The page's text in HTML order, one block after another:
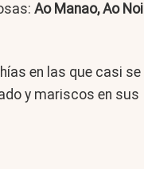
Ao Manao, Ao Noi
en las que casi se
y mariscos en sus